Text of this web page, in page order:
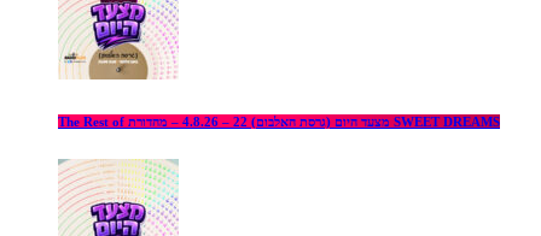
The Rest of מצעד היום (גרסת האלבום) 22 – 4.8.26 – מהדורת SWEET DREAMS